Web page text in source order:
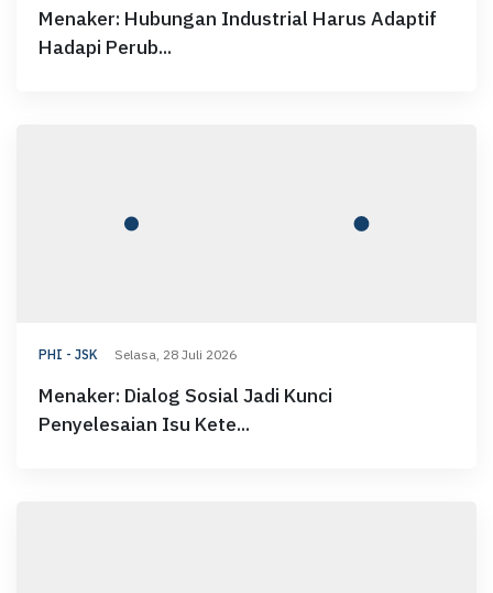
Menaker: Hubungan Industrial Harus Adaptif
Hadapi Perub...
PHI - JSK Selasa, 28 Juli 2026
Menaker: Dialog Sosial Jadi Kunci
Penyelesaian Isu Kete...